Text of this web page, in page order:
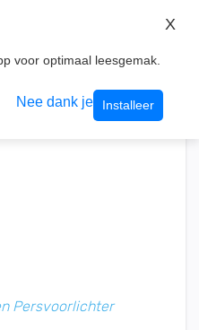
Persvoorlichter
voor optimaal leesgemak.
Nee dank je Installeer
X